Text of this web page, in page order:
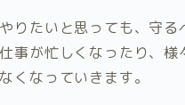
りたいと思っても、守る
事が忙しくなったり、様
くなっていきます。